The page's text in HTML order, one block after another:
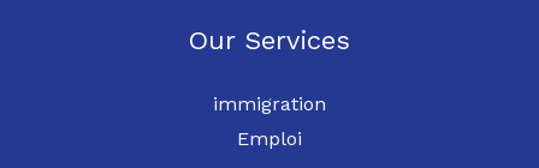
Our Services
immigration
Emploi